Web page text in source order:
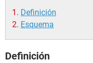
BIENESTAR
Definición
Esquema
Definición